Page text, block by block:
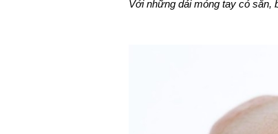
Với những dải móng tay có sẵn,